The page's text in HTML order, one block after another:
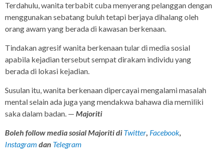
Terdahulu, wanita terbabit cuba menyerang pelanggan dengan
menggunakan sebatang buluh tetapi berjaya dihalang oleh
orang awam yang berada di kawasan berkenaan.
Tindakan agresif wanita berkenaan tular di media sosial
apabila kejadian tersebut sempat dirakam individu yang
berada di lokasi kejadian.
Susulan itu, wanita berkenaan dipercayai mengalami masalah
mental selain ada juga yang mendakwa bahawa dia memiliki
saka dalam badan. — Majoriti
Boleh follow media sosial Majoriti di Twitter, Facebook,
Instagram dan Telegram